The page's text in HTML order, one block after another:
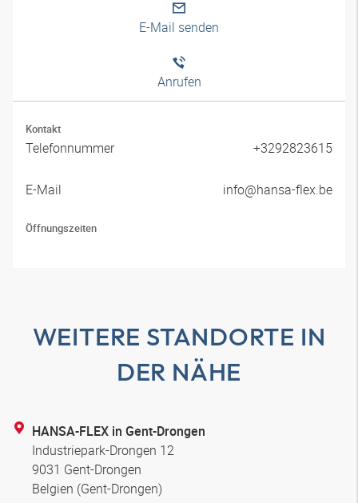
E-Mail senden
Anrufen
Kontakt
Telefonnummer +3292823615
E-Mail info@hansa-flex.be
Öffnungszeiten
WEITERE STANDORTE IN
DER NÄHE
HANSA-FLEX in Gent-Drongen
Industriepark-Drongen 12
9031 Gent-Drongen
Belgien (Gent-Drongen)